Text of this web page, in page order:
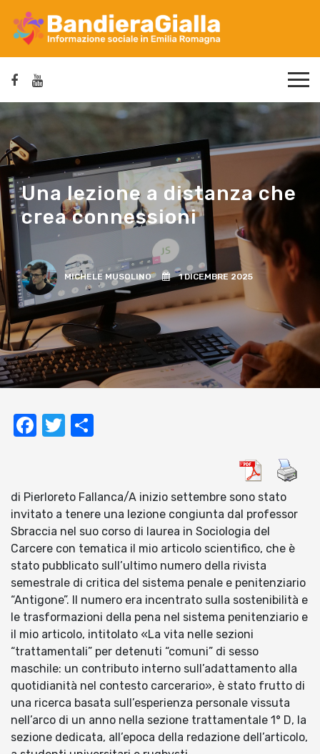
Una lezione a distanza che
crea connessioni
MICHELE MUSOLINO 1 DICEMBRE 2025
Facebook
Twitter
di Pierloreto Fallanca/A inizio settembre sono stato
invitato a tenere una lezione congiunta dal professor
Sbraccia nel suo corso di laurea in Sociologia del
Carcere con tematica il mio articolo scientifico, che è
stato pubblicato sull’ultimo numero della rivista
semestrale di critica del sistema penale e penitenziario
“Antigone”. Il numero era incentrato sulla sostenibilità e
le trasformazioni della pena nel sistema penitenziario e
il mio articolo, intitolato «La vita nelle sezioni
“trattamentali” per detenuti “comuni” di sesso
maschile: un contributo interno sull’adattamento alla
quotidianità nel contesto carcerario», è stato frutto di
una ricerca basata sull’esperienza personale vissuta
nell’arco di un anno nella sezione trattamentale 1° D, la
sezione dedicata, all’epoca della redazione dell’articolo,